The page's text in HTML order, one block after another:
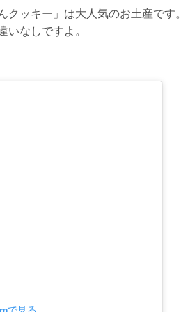
クッキー」は大人気のお土産です
いなしですよ。